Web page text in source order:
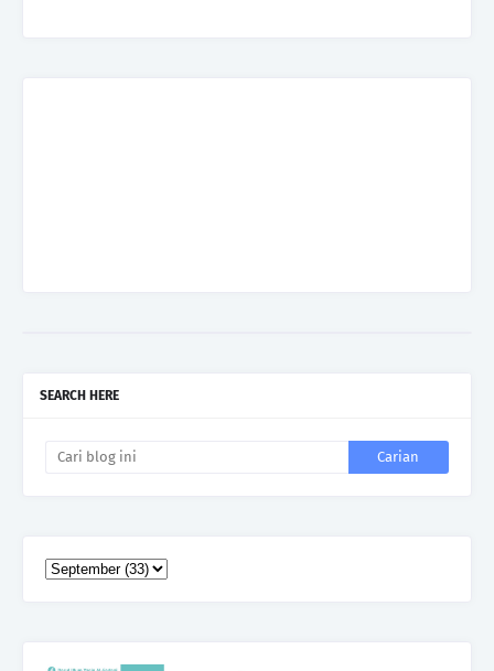
SEARCH HERE